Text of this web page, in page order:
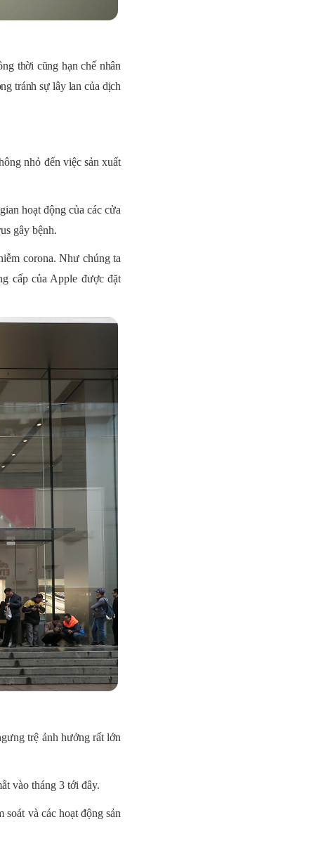
thời cũng hạn chế nhân
tránh sự lây lan của dịch
nhỏ đến việc sản xuất
hoạt động của các cửa
gây bệnh.
corona. Như chúng ta
cấp của Apple được đặt
trệ ảnh hưởng rất lớn
vào tháng 3 tới đây.
và các hoạt động sản